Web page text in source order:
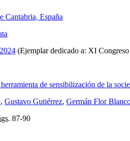
Cantabria, España
(Ejemplar dedicado a: XI
de sensibilización de la
, Gustavo Gutiérrez, Germán Flor
87-90